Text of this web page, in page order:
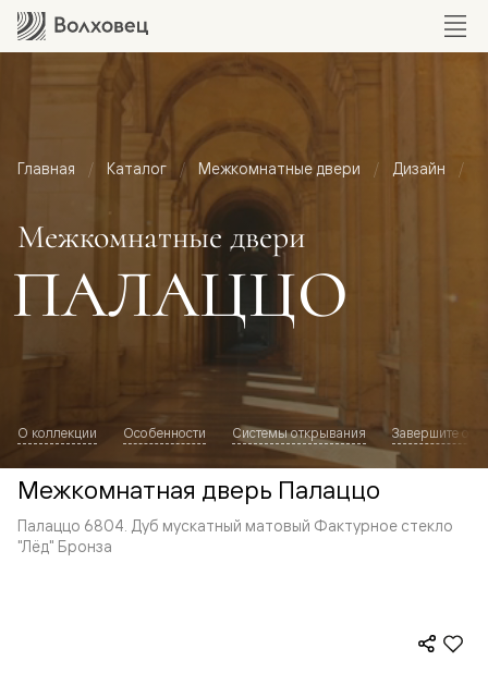
Главная Каталог Межкомнатные двери Дизайн
Межкомнатные двери
ПАЛАЦЦО
О коллекции Особенности Системы открывания Завершите
Межкомнатная дверь Палаццо
Палаццо 6804. Дуб мускатный матовый Фактурное стекло
"Лёд" Бронза